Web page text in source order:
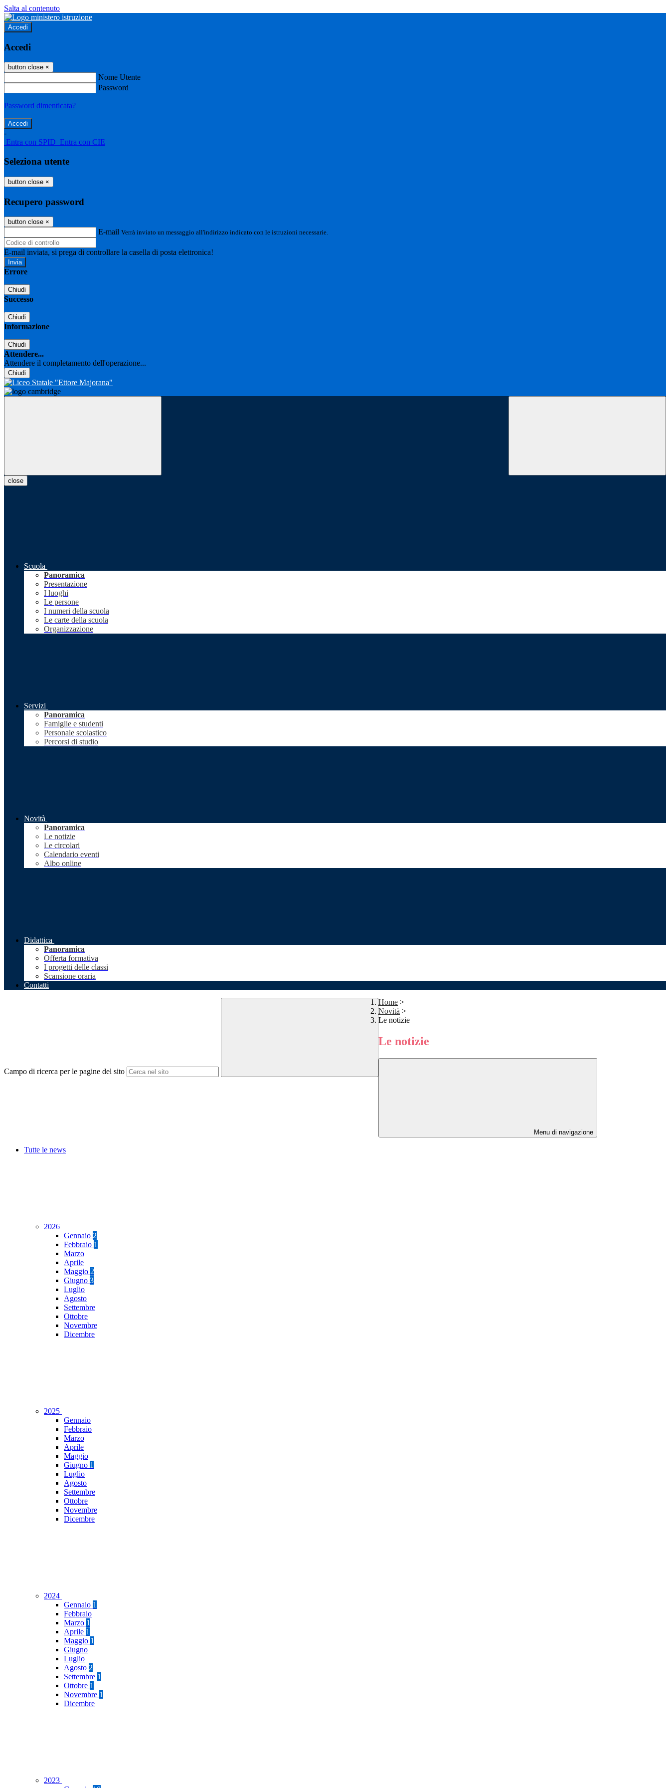
Salta al contenuto
Accedi
Accedi
button close ×
Nome Utente
Password
Password dimenticata?
-
Entra con SPID Entra con CIE
Seleziona utente
button close ×
Recupero password
button close ×
E-mail Verrà inviato un messaggio all'indirizzo indicato con le istruzioni necessarie.
E-mail inviata, si prega di controllare la casella di posta elettronica!
Errore
Chiudi
Successo
Chiudi
Informazione
Chiudi
Attendere...
Attendere il completamento dell'operazione...
Chiudi
close
Scuola
Panoramica
Presentazione
I luoghi
Le persone
I numeri della scuola
Le carte della scuola
Organizzazione
Servizi
Panoramica
Famiglie e studenti
Personale scolastico
Percorsi di studio
Novità
Panoramica
Le notizie
Le circolari
Calendario eventi
Albo online
Didattica
Panoramica
Offerta formativa
I progetti delle classi
Scansione oraria
Contatti
Campo di ricerca per le pagine del sito
Home >
Novità >
Le notizie
Le notizie
Menu di navigazione
Tutte le news
2026
Gennaio 2
Febbraio 1
Marzo
Aprile
Maggio 2
Giugno 3
Luglio
Agosto
Settembre
Ottobre
Novembre
Dicembre
2025
Gennaio
Febbraio
Marzo
Aprile
Maggio
Giugno 1
Luglio
Agosto
Settembre
Ottobre
Novembre
Dicembre
2024
Gennaio 1
Febbraio
Marzo 1
Aprile 1
Maggio 1
Giugno
Luglio
Agosto 2
Settembre 1
Ottobre 1
Novembre 1
Dicembre
2023